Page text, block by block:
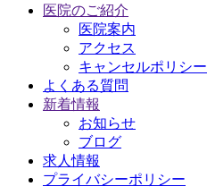
医院のご紹介
医院案内
アクセス
キャンセルポリシー
よくある質問
新着情報
お知らせ
ブログ
求人情報
プライバシーポリシー